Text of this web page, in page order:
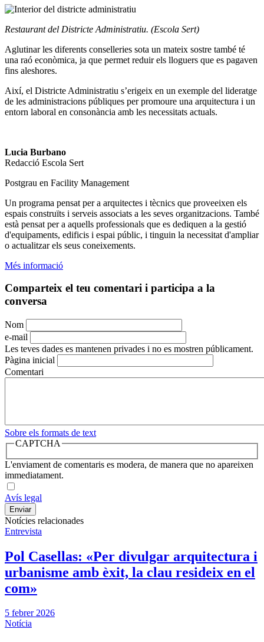
Restaurant del Districte Administratiu. (Escola Sert)
Aglutinar les diferents conselleries sota un mateix sostre també té
una raó econòmica, ja que permet reduir els lloguers que es pagaven
fins aleshores.
Així, el Districte Administratiu s’erigeix en un exemple del lideratge
de les administracions públiques per promoure una arquitectura i un
entorn laboral en consonància amb les necessitats actuals.​
Lucia Burbano
Redacció Escola Sert
Postgrau en Facility Management
Un programa pensat per a arquitectes i tècnics que proveeixen els
espais construïts i serveis associats a les seves organitzacions. També
està pensat per a aquells professionals que es dediquen a la gestió
d'equipaments, edificis i espai públic, i tinguin la necessitat d'ampliar
o actualitzar els seus coneixements.
Més informació
Comparteix el teu comentari i participa a la
conversa
Nom
e-mail
Les teves dades es mantenen privades i no es mostren públicament.
Pàgina inicial
Comentari
Sobre els formats de text
CAPTCHA
L'enviament de comentaris es modera, de manera que no apareixen
immediatament.
Avís legal
Notícies relacionades
Entrevista
Pol Casellas: «Per divulgar arquitectura i
urbanisme amb èxit, la clau resideix en el
com»
5 febrer 2026
Notícia